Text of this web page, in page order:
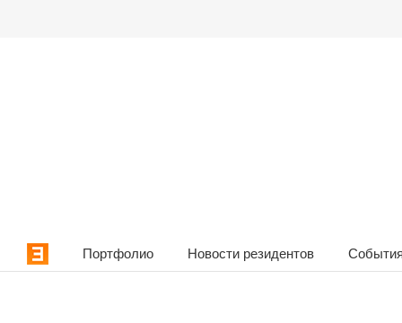
Портфолио Новости резидентов